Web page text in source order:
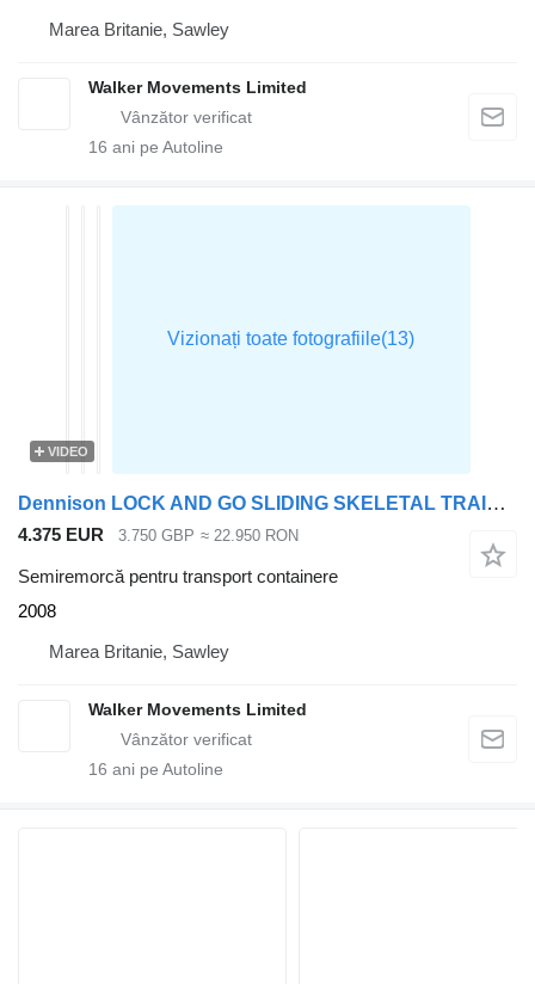
Marea Britanie, Sawley
Walker Movements Limited
16 ani pe Autoline
VIDEO
Dennison LOCK AND GO SLIDING SKELETAL TRAILER – 2008 – C232754
4.375 EUR 3.750 GBP ≈ 22.950 RON
Semiremorcă pentru transport containere
2008
Marea Britanie, Sawley
Walker Movements Limited
16 ani pe Autoline